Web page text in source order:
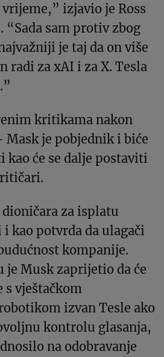
izjavio je Ross
“Sada sam protiv zbog
je taj da on više
radi za xAI i za X. Tesla
kritikama nakon
Mask je pobjednik i biće
će se dalje postaviti
za isplatu
kao potvrda da ulagači
kompanije.
je Musk zaprijetio da će
vještačkom
izvan Tesle ako
kontrolu glasanja,
na odobravanje